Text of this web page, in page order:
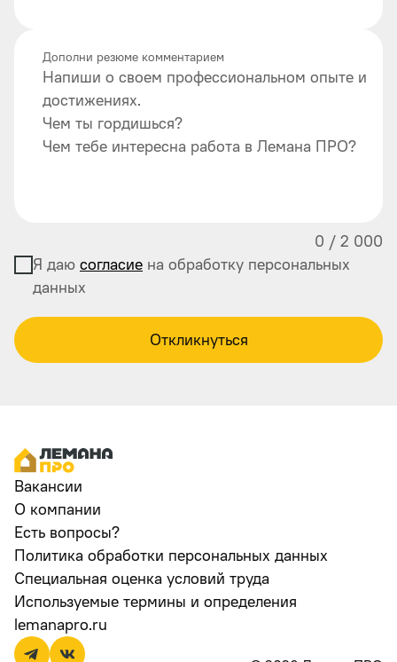
Напиши о своем профессиональном опыте и
достижениях.
Чем ты гордишься?
Чем тебе интересна работа в Лемана ПРО?
Дополни резюме комментарием
0 / 2 000
Я даю согласие на обработку персональных
данных
Откликнуться
Вакансии
О компании
Есть вопросы?
Политика обработки персональных данных
Специальная оценка условий труда
Используемые термины и определения
lemanapro.ru